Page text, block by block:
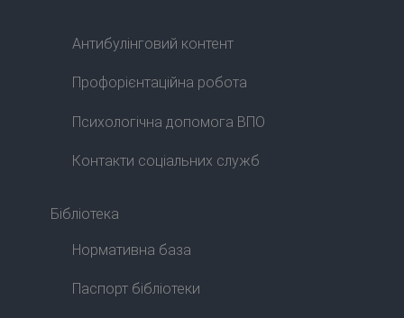
Антибулінговий контент
Профорієнтаційна робота
Психологічна допомога ВПО
Контакти соціальних служб
Бібліотека
Нормативна база
Паспорт бібліотеки